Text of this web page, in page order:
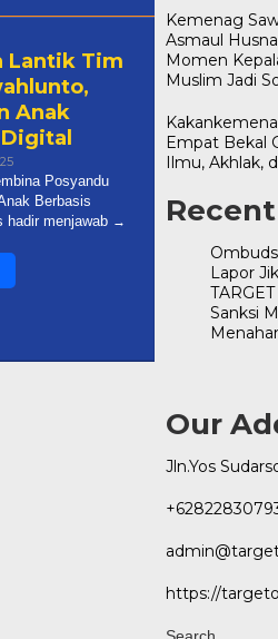
Lantik Tim
Anak
Oleh
Admin@targetonlinenews.com
Posyandu
Berbasis
hadir menjawab
Kemenag
Asmaul
Momen
Muslim Jadi
Empat Bekal
Ilmu, Akhlak,
Lapor
Sanksi
Our
Jln.Yos
https://